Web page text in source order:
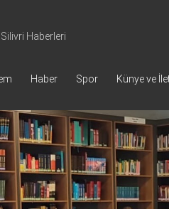
Silivri Haberleri
Haber Spor Künye ve